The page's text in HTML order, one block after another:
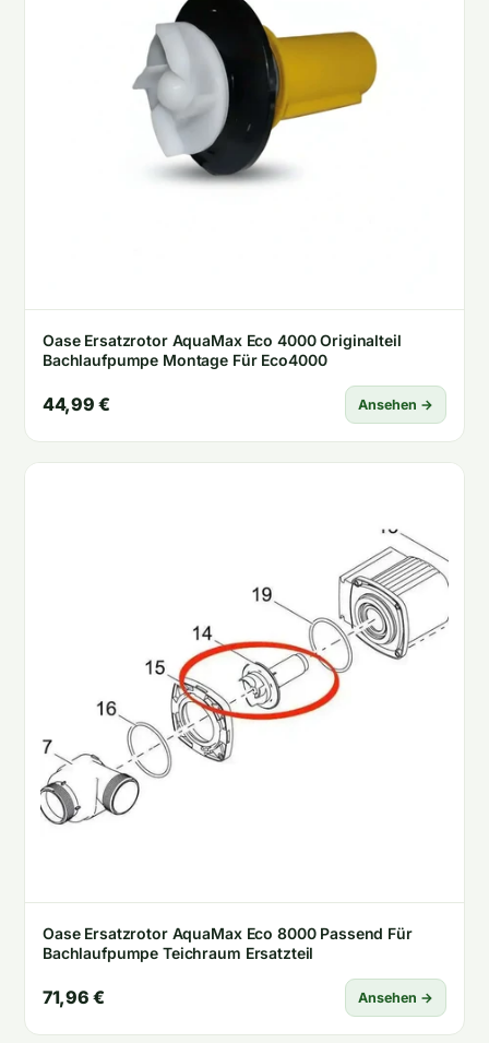
Oase Ersatzrotor AquaMax Eco 4000 Originalteil
Bachlaufpumpe Montage Für Eco4000
44,99 € Ansehen →
Oase Ersatzrotor AquaMax Eco 8000 Passend Für
Bachlaufpumpe Teichraum Ersatzteil
71,96 € Ansehen →